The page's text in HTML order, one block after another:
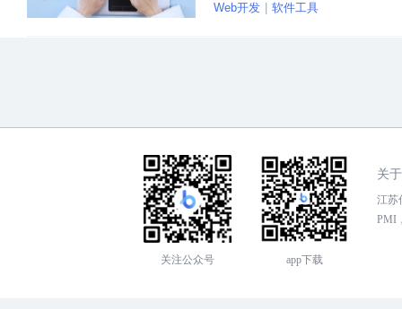
Web开发 软件工具
关注公众号 app下载
关
江苏
PMI